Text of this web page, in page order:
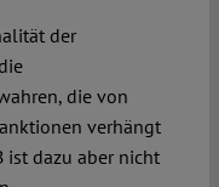
der
die von
verhängt
ist dazu aber nicht